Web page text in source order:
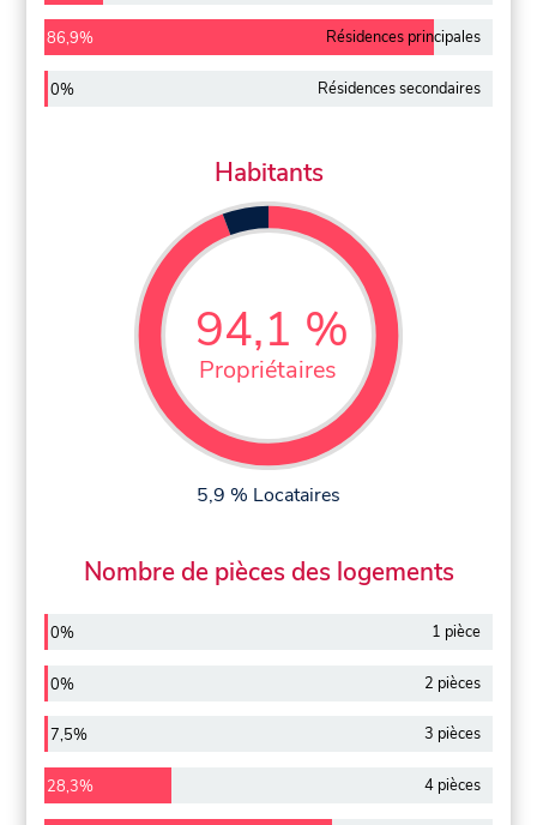
86,9% Résidences principales
0% Résidences secondaires
Habitants
94,1 %
Propriétaires
5,9 % Locataires
Nombre de pièces des logements
0% 1 pièce
0% 2 pièces
7,5% 3 pièces
28,3% 4 pièces